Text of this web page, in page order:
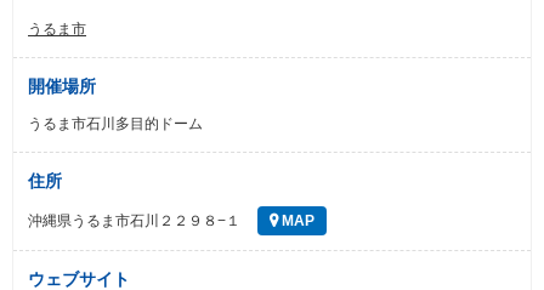
うるま市
開催場所
うるま市石川多目的ドーム
住所
沖縄県うるま市石川２２９８−１ MAP
ウェブサイト